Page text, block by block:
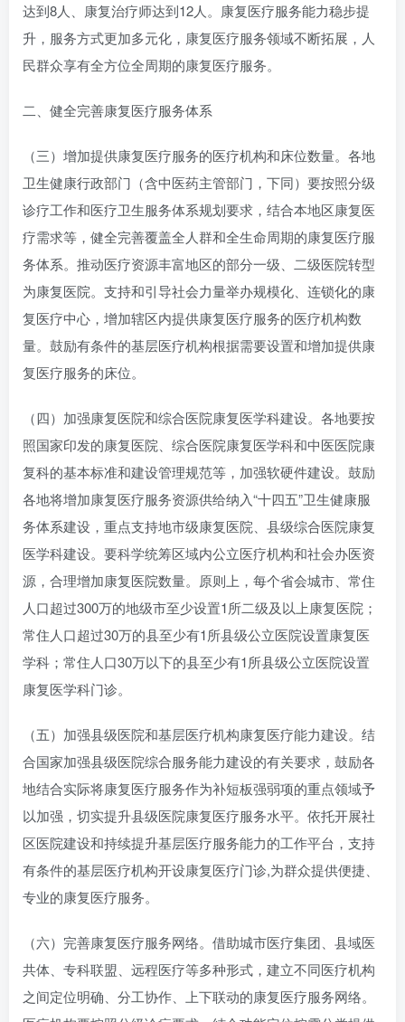
达到8人、康复治疗师达到12人。康复医疗服务能力稳步提
升，服务方式更加多元化，康复医疗服务领域不断拓展，人
民群众享有全方位全周期的康复医疗服务。
二、健全完善康复医疗服务体系
（三）增加提供康复医疗服务的医疗机构和床位数量。各地
卫生健康行政部门（含中医药主管部门，下同）要按照分级
诊疗工作和医疗卫生服务体系规划要求，结合本地区康复医
疗需求等，健全完善覆盖全人群和全生命周期的康复医疗服
务体系。推动医疗资源丰富地区的部分一级、二级医院转型
为康复医院。支持和引导社会力量举办规模化、连锁化的康
复医疗中心，增加辖区内提供康复医疗服务的医疗机构数
量。鼓励有条件的基层医疗机构根据需要设置和增加提供康
复医疗服务的床位。
（四）加强康复医院和综合医院康复医学科建设。各地要按
照国家印发的康复医院、综合医院康复医学科和中医医院康
复科的基本标准和建设管理规范等，加强软硬件建设。鼓励
各地将增加康复医疗服务资源供给纳入“十四五”卫生健康服
务体系建设，重点支持地市级康复医院、县级综合医院康复
医学科建设。要科学统筹区域内公立医疗机构和社会办医资
源，合理增加康复医院数量。原则上，每个省会城市、常住
人口超过300万的地级市至少设置1所二级及以上康复医院；
常住人口超过30万的县至少有1所县级公立医院设置康复医
学科；常住人口30万以下的县至少有1所县级公立医院设置
康复医学科门诊。
（五）加强县级医院和基层医疗机构康复医疗能力建设。结
合国家加强县级医院综合服务能力建设的有关要求，鼓励各
地结合实际将康复医疗服务作为补短板强弱项的重点领域予
以加强，切实提升县级医院康复医疗服务水平。依托开展社
区医院建设和持续提升基层医疗服务能力的工作平台，支持
有条件的基层医疗机构开设康复医疗门诊,为群众提供便捷、
专业的康复医疗服务。
（六）完善康复医疗服务网络。借助城市医疗集团、县域医
共体、专科联盟、远程医疗等多种形式，建立不同医疗机构
之间定位明确、分工协作、上下联动的康复医疗服务网络。